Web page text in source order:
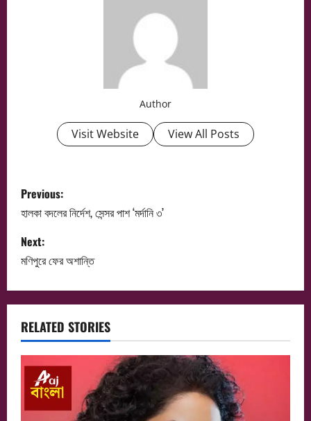
Author
Visit Website View All Posts
P
o
s
t
n
a
v
Previous:
হালকা বদলের নির্দেশ, সেন্সর পাশ ‘মর্দানি ৩’
Next:
মণিপুরে ফের অশান্তি
RELATED STORIES